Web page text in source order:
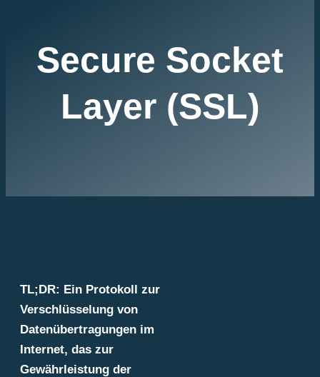
Secure Socket
Layer (SSL)
TL;DR: Ein Protokoll zur
Verschlüsselung von
Datenübertragungen im
Internet, das zur
Gewährleistung der